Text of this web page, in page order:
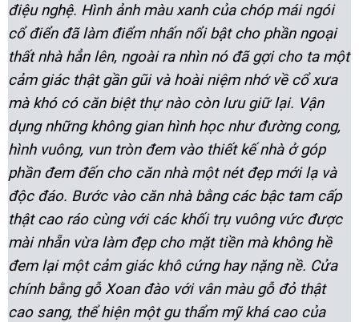
điệu nghệ. Hình ảnh màu xanh của chóp mái ngói
cổ điển đã làm điểm nhấn nổi bật cho phần ngoại
thất nhà hẳn lên, ngoài ra nhìn nó đã gợi cho ta một
cảm giác thật gần gũi và hoài niệm nhớ về cổ xưa
mà khó có căn biệt thự nào còn lưu giữ lại. Vận
dụng những không gian hình học như đường cong,
hình vuông, vun tròn đem vào thiết kế nhà ở góp
phần đem đến cho căn nhà một nét đẹp mới lạ và
độc đáo. Bước vào căn nhà bằng các bậc tam cấp
thật cao ráo cùng với các khối trụ vuông vức được
mài nhẵn vừa làm đẹp cho mặt tiền mà không hề
đem lại một cảm giác khô cứng hay nặng nề. Cửa
chính bằng gỗ Xoan đào với vân màu gỗ đỏ thật
cao sang, thể hiện một gu thẩm mỹ khá cao của